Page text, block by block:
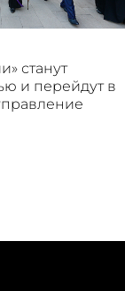
станут
и перейдут в